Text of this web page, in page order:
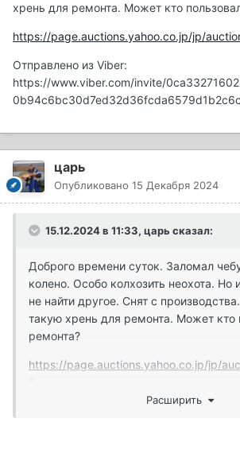
хрень для ремонта. Может кто
https://page.auctions.yahoo.co.jp/jp/
Отправлено из Viber:
https://www.viber.com/invite/
царь
Опубликовано 15 Декабря 2024
15.12.2024 в 11:33, царь сказал:
Доброго времени суток. Заломал
колено. Особо колхозить неохота. Но
не найти другое. Снят с
такую хрень для ремонта. Может кто
ремонта?
https://page.auctions.yahoo.co.jp/jp/
Расширить